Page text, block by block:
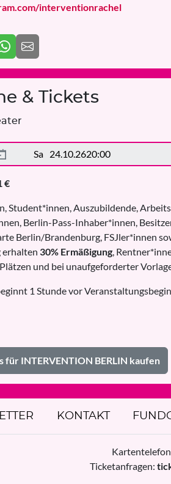
interventionrachel
& Tickets
Sa 24.10.2620:00
€
Student*innen, Auszubildende,
Berlin-Pass-Inhaber*innen,
Berlin/Brandenburg, FSJler*innen
erhalten 30% Ermäßigung,
und bei unaufgeforderter
1 Stunde vor
für INTERVENTION BERLIN kaufen
KONTAKT
Ticketanfragen: